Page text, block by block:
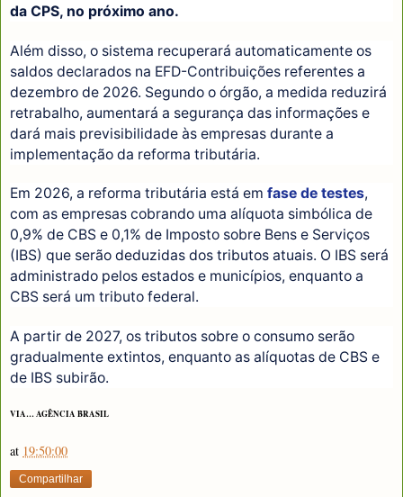
da CPS, no próximo ano.
Além disso, o sistema recuperará automaticamente os
saldos declarados na EFD-Contribuições referentes a
dezembro de 2026. Segundo o órgão, a medida reduzirá
retrabalho, aumentará a segurança das informações e
dará mais previsibilidade às empresas durante a
implementação da reforma tributária.
Em 2026, a reforma tributária está em fase de testes,
com as empresas cobrando uma alíquota simbólica de
0,9% de CBS e 0,1% de Imposto sobre Bens e Serviços
(IBS) que serão deduzidas dos tributos atuais. O IBS será
administrado pelos estados e municípios, enquanto a
CBS será um tributo federal.
A partir de 2027, os tributos sobre o consumo serão
gradualmente extintos, enquanto as alíquotas de CBS e
de IBS subirão.
VIA… AGÊNCIA BRASIL
at 19:50:00
Compartilhar